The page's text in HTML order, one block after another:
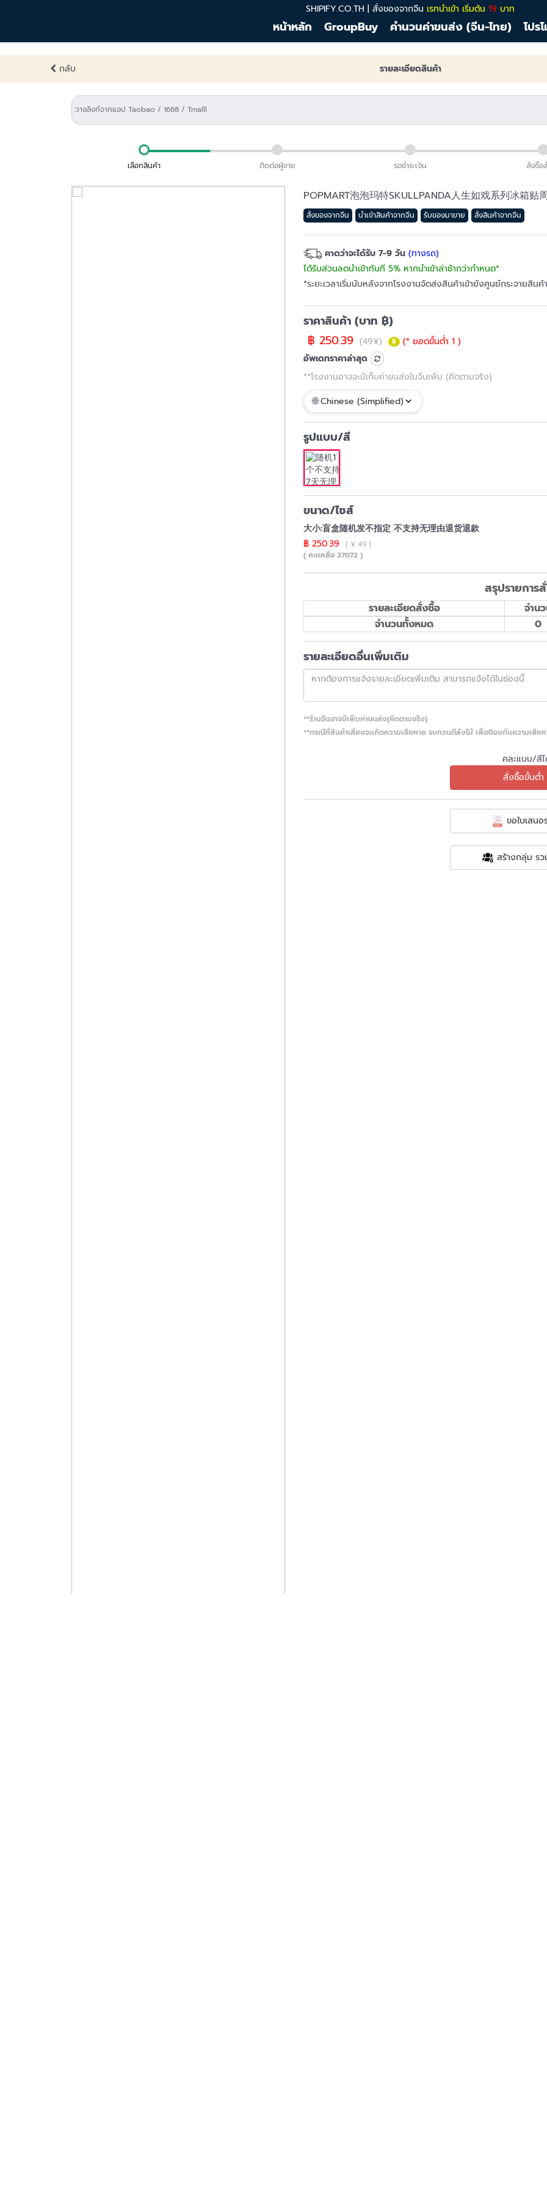
SHIPIFY.CO.TH | สั่งของจากจีน เรทนำเข้า เริ่มต้น 19 บาท
หน้าหลัก GroupBuy คำนวนค่าขนส่ง (จีน-ไทย) โปร
กลับ รายละเอียดสินค้า
เลือกสินค้า ติดต่อผู้ขาย รอชำระเงิน สั่งซื้อ
POPMART泡泡玛特SKULLPANDA人生如戏系列冰箱贴
สั่งของจากจีน นำเข้าสินค้าจากจีน รับของมาขาย สั่งสินค้าจากจีน
คาดว่าจะได้รับ 7-9 วัน (ทางรถ)
ได้รับส่วนลดนำเข้าทันที 5% หากนำเข้าล่าช้ากว่ากำหนด*
*ระยะเวลาเริ่มนับหลังจากโรงงานจัดส่งสินค้าเข้ายังศูนย์กระจายสิน
ราคาสินค้า (บาท ฿)
฿ 250.39 (49¥)
(* ยอดขั้นต่ำ 1 )
อัพเดทราคาล่าสุด
**โรงงานอาจจะมีเก็บค่าขนส่งในจีนเพิ่ม (คิดตามจริง)
รูปแบบ/สี
ขนาด/ไซส์
大小:盲盒随机发不指定 不支持无理由退货退款
฿ 250.39
( ¥ 49 )
( คงเหลือ 27072 )
สรุปรายการ
รายละเอียดสั่งซื้อ จำน
จำนวนทั้งหมด
0
รายละเอียดอื่นเพิ่มเติม
**ร้านจีนอาจมีเพิ่มค่าขนส่ง(คิดตามจริง)
**กรณีที่สินค้าเสี่ยงจะเกิดความเสียหาย รบกวนตีลังไม้ เพื่อป้องกันความเสีย
คละแบบ/สี
สั่งซื้อขั้นต่ำ
ขอใบเสนอ
สร้างกลุ่ม ร